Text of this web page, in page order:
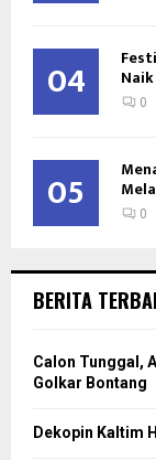
04 0
05 0
BERITA
Calon Tunggal,
Golkar Bontang
Dekopin Kaltim